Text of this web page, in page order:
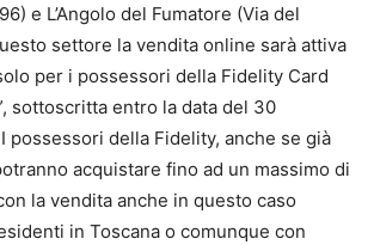
e L’Angolo del Fumatore (Via del
settore la vendita online sarà attiva
per i possessori della Fidelity Card
sottoscritta entro la data del 30
possessori della Fidelity, anche se già
acquistare fino ad un massimo di
la vendita anche in questo caso
in Toscana o comunque con